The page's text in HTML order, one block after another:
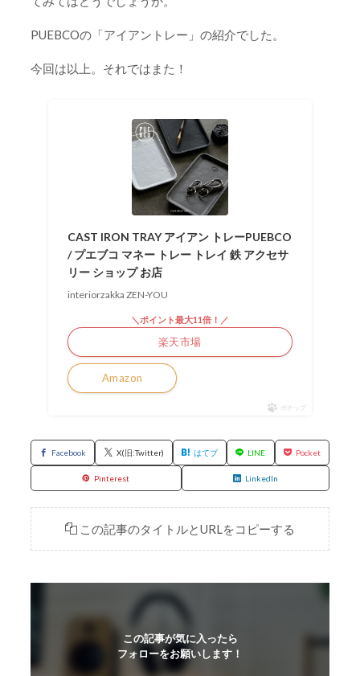
PUEBCOの「アイアントレー」の紹介でした。
今回は以上。それではまた！
CAST IRON TRAY アイアン トレーPUEBCO
/ プエブコ マネー トレー トレイ 鉄 アクセサ
リー ショップ お店
interiorzakka ZEN-YOU
Amazon
＼ポイント最大11倍！／
楽天市場
ポチップ
Facebook X(旧:Twitter) はてブ LINE Pocket
Pinterest LinkedIn
この記事のタイトルとURLをコピーする
この記事が気に入ったら
フォローをお願いします！